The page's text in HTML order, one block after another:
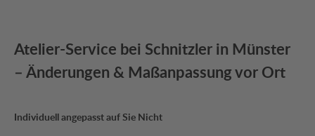
Atelier-Service bei Schnitzler in Münster
– Änderungen & Maßanpassung vor Ort
Individuell angepasst auf Sie Nicht